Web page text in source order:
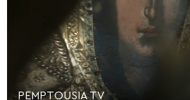
PEMPTOUSIA TV